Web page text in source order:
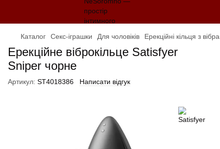
Каталог Секс-іграшки Для чоловіків Ерекційні кільця з
Ерекційне віброкільце Satisfyer
Sniper чорне
Артикул: ST4018386 Написати відгук